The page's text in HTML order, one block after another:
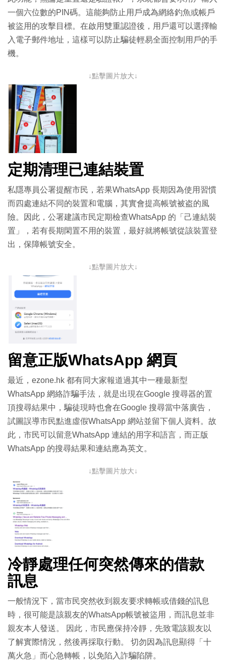
一個六位數的PIN碼。這能夠防止用戶成為網絡釣魚或帳戶
被盜用的攻擊目標。在啟用雙重認證後，用戶還可以選擇輸
入電子郵件地址，這樣可以防止騙徒輕易全面控制用戶的手
機。
↓點擊圖片放大↓
定期清理已連結裝置
私隱專員公署提醒市民，若果WhatsApp 長期因為使用習慣
而四處連結不同的裝置和電腦，其實會提高帳號被盗的風
險。因此，公署建議市民定期檢查WhatsApp 的「己連結裝
置」，若有長期閑置不用的裝置，最好就將帳號從該裝置登
出，保障帳號安全。
↓點擊圖片放大↓
留意正版WhatsApp 網頁
最近，ezone.hk 都有同大家報道過其中一種最新型
WhatsApp 網絡詐騙手法，就是出現在Google 搜尋器的置
頂搜尋結果中，騙徒現時也會在Google 搜尋當中落廣告，
試圖誤導市民點進虛假WhatsApp 網站並留下個人資料。故
此，市民可以留意WhatsApp 連結的用字和語言，而正版
WhatsApp 的搜尋結果和連結應為英文。
↓點擊圖片放大↓
冷靜處理任何突然傳來的借款
訊息
一般情況下，當市民突然收到親友要求轉帳或借錢的訊息
時，很可能是該親友的WhatsApp帳號被盜用，而訊息並非
親友本人發送。 因此，市民應保持冷靜，先致電該親友以
了解實際情況，然後再採取行動。 切勿因為訊息顯得「十
萬火急」而心急轉帳，以免陷入詐騙陷阱。